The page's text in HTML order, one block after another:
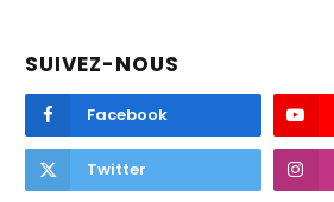
SUIVEZ-NOUS
Facebook
Twitter